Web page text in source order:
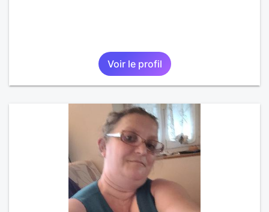
Voir le profil